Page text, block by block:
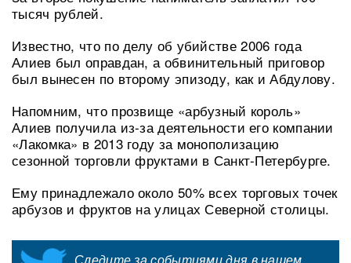
тысяч рублей.
Известно, что по делу об убийстве 2006 года
Алиев был оправдан, а обвинительный приговор
был вынесен по второму эпизоду, как и Абдулову.
Напомним, что прозвище «арбузный король»
Алиев получила из-за деятельности его компании
«Лакомка» в 2013 году за монополизацию
сезонной торговли фруктами в Санкт-Петербурге.
Ему принадлежало около 50% всех торговых точек
арбузов и фруктов на улицах Северной столицы.
Следите за событиями дня в нашем